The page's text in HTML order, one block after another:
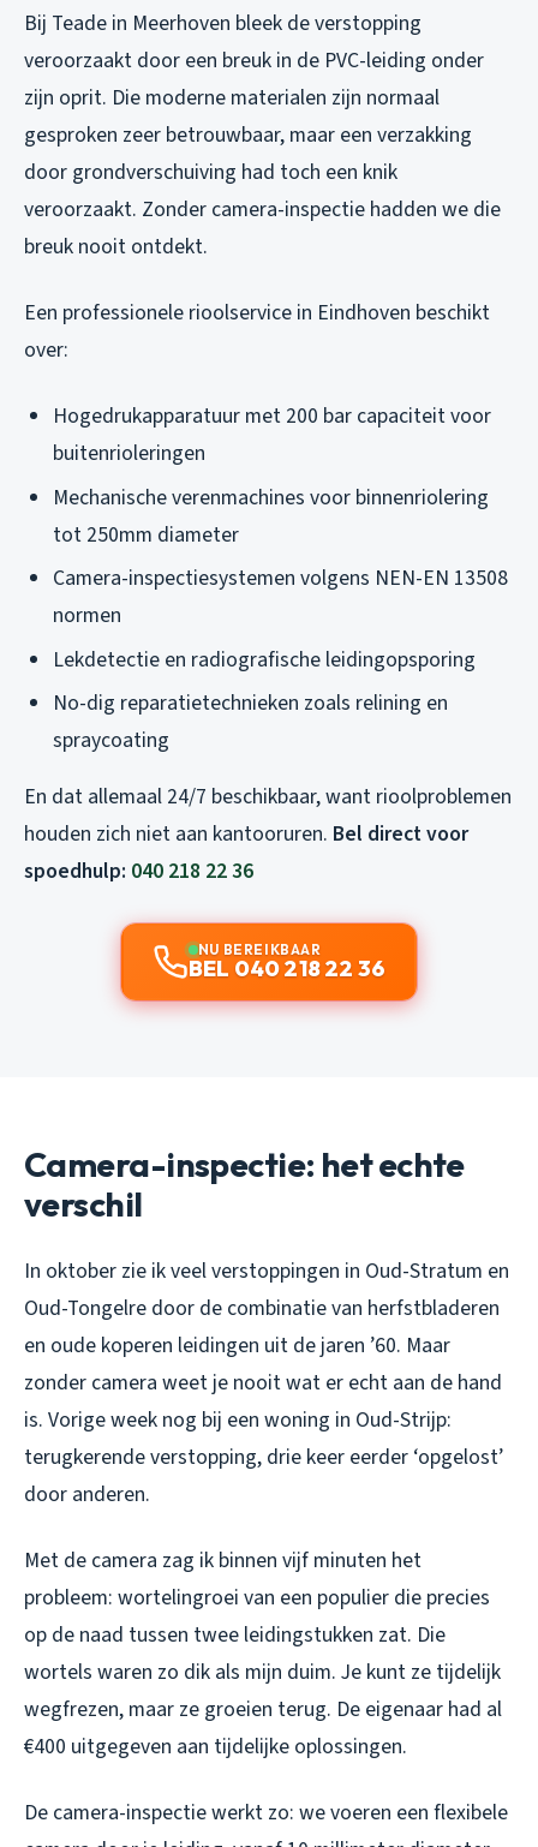
Bij Teade in Meerhoven bleek de verstopping
veroorzaakt door een breuk in de PVC-leiding onder
zijn oprit. Die moderne materialen zijn normaal
gesproken zeer betrouwbaar, maar een verzakking
door grondverschuiving had toch een knik
veroorzaakt. Zonder camera-inspectie hadden we die
breuk nooit ontdekt.
Een professionele rioolservice in Eindhoven beschikt
over:
Hogedrukapparatuur met 200 bar capaciteit voor
buitenrioleringen
Mechanische verenmachines voor binnenriolering
tot 250mm diameter
Camera-inspectiesystemen volgens NEN-EN 13508
normen
Lekdetectie en radiografische leidingopsporing
No-dig reparatietechnieken zoals relining en
spraycoating
En dat allemaal 24/7 beschikbaar, want rioolproblemen
houden zich niet aan kantooruren. Bel direct voor
spoedhulp: 040 218 22 36
NU BEREIKBAAR
BEL 040 218 22 36
Camera-inspectie: het echte
verschil
In oktober zie ik veel verstoppingen in Oud-Stratum en
Oud-Tongelre door de combinatie van herfstbladeren
en oude koperen leidingen uit de jaren ’60. Maar
zonder camera weet je nooit wat er echt aan de hand
is. Vorige week nog bij een woning in Oud-Strijp:
terugkerende verstopping, drie keer eerder ‘opgelost’
door anderen.
Met de camera zag ik binnen vijf minuten het
probleem: wortelingroei van een populier die precies
op de naad tussen twee leidingstukken zat. Die
wortels waren zo dik als mijn duim. Je kunt ze tijdelijk
wegfrezen, maar ze groeien terug. De eigenaar had al
€400 uitgegeven aan tijdelijke oplossingen.
De camera-inspectie werkt zo: we voeren een flexibele